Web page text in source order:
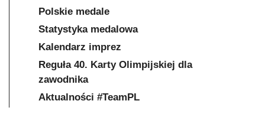
Polskie medale
Statystyka medalowa
Kalendarz imprez
Reguła 40. Karty Olimpijskiej dla
zawodnika
Aktualności #TeamPL